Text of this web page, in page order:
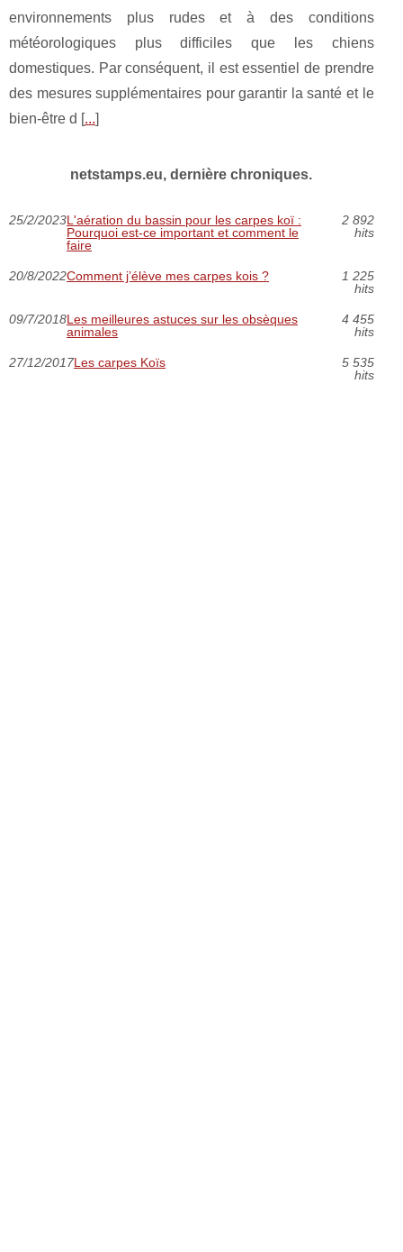
environnements plus rudes et à des conditions
météorologiques plus difficiles que les chiens
domestiques. Par conséquent, il est essentiel de prendre
des mesures supplémentaires pour garantir la santé et le
bien-être d [...]
netstamps.eu, dernière chroniques.
25/2/2023L'aération du bassin pour les carpes koï :
Pourquoi est-ce important et comment le
faire
2 892
hits
20/8/2022Comment j’élève mes carpes kois ?
1 225
hits
09/7/2018Les meilleures astuces sur les obsèques
animales
4 455
hits
27/12/2017Les carpes Koïs
5 535
hits